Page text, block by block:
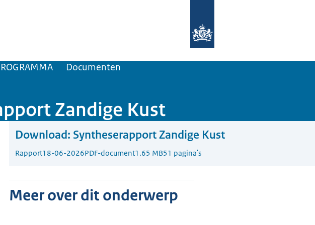
Documenten
Zandige Kust
Download: Syntheserapport Zandige Kust
Rapport18-06-2026PDF-document1.65 MB51 pagina's
Meer over dit onderwerp